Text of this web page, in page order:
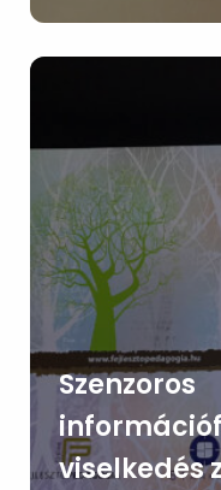
Szenzoros
viselkedés